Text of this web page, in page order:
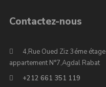
Contactez-nous
4,Rue Oued Ziz 3éme étage
appartement N°7,Agdal Rabat
+212 661 351 119